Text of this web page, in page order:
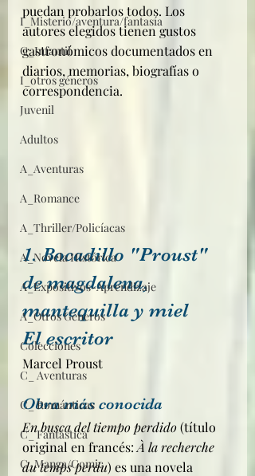
I_Misterio/aventura/fantasía
C_Infantil
I_otros géneros
Juvenil
Adultos
A_Aventuras
A_Romance
A_Thriller/Policíacas
A_Novela Histórica
A_Expositivos-Aprendizaje
A_Otros Géneros
Colecciones
C_ Aventuras
C_ Románticas
C_ Fantástica
C_Manga/Comic
puedan probarlos todos. Los
autores elegidos tienen gustos
gastronómicos documentados en
diarios, memorias, biografías o
correspondencia.
1. Bocadillo "Proust"
de magdalena,
mantequilla y miel
El escritor
Marcel Proust
Obra más conocida
En busca del tiempo perdido (título
original en francés: À la recherche
du temps perdu) es una novela